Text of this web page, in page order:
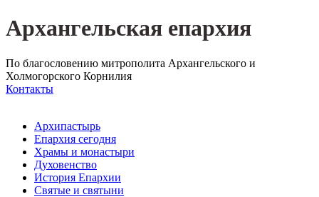
Архангельская епархия
По благословению митрополита Архангельского и
Холмогорского Корнилия
Контакты
Архипастырь
Епархия сегодня
Храмы и монастыри
Духовенство
История Епархии
Святые и святыни